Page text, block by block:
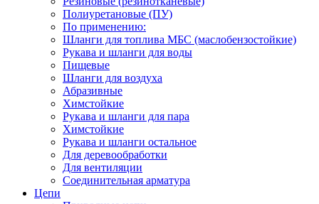
Полиуретановые (ПУ)
По применению:
Шланги для топлива МБС (маслобензостойкие)
Рукава и шланги для воды
Пищевые
Шланги для воздуха
Абразивные
Химстойкие
Рукава и шланги для пара
Химстойкие
Рукава и шланги остальное
Для деревообработки
Для вентиляции
Соединительная арматура
Цепи